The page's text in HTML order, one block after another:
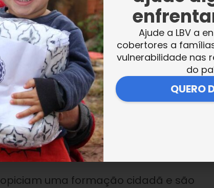
aquela era a primeira peça teatral
é muito importante conhecer novas
ser amigos do homem, não só o
imaginar muitas coisas e traz
crianças atendidas
uma formação cidadã e são
Ajude a LBV a
cobertores a
vulnerabilidade nas
do
QUERO